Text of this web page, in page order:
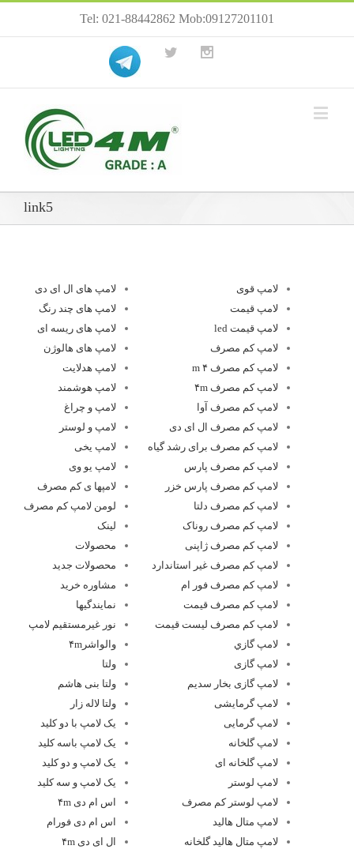
Tel: 021-88442862 Mob:09127201101
link5
لامپ های ال ای دی
لامپ های چند رنگ
لامپ های ریسه ای
لامپ های هالوژن
لامپ هدلایت
لامپ هوشمند
لامپ و چراغ
لامپ و لوستر
لامپ یخی
لامپ یو وی
لامپها ی کم مصرف
لومن لامپ کم مصرف
لینک
محصولات
محصولات جدید
مشاوره خرید
نمایندگیها
نور غیرمستقیم لامپ
والواشر۴m
ولتا
ولتا بنی هاشم
ولتا لاله زار
یک لامپ با دو کلید
یک لامپ باسه کلید
یک لامپ و دو کلید
یک لامپ و سه کلید
اس ام دی ۴m
اس ام دی فورام
ال ای دی ۴m
لامپ قوی
لامپ قیمت
لامپ قیمت led
لامپ کم مصرف
لامپ کم مصرف ۴ m
لامپ کم مصرف ۴m
لامپ کم مصرف آوا
لامپ کم مصرف ال ای دی
لامپ کم مصرف برای رشد گیاه
لامپ کم مصرف پارس
لامپ کم مصرف پارس خزر
لامپ کم مصرف دلتا
لامپ کم مصرف روناک
لامپ کم مصرف ژاپنی
لامپ کم مصرف غیر استاندارد
لامپ کم مصرف فور ام
لامپ کم مصرف قیمت
لامپ کم مصرف لیست قیمت
لامپ گازي
لامپ گازی
لامپ گازی بخار سدیم
لامپ گرمایشی
لامپ گرمایی
لامپ گلخانه
لامپ گلخانه ای
لامپ لوستر
لامپ لوستر کم مصرف
لامپ متال هالید
لامپ متال هالید گلخانه